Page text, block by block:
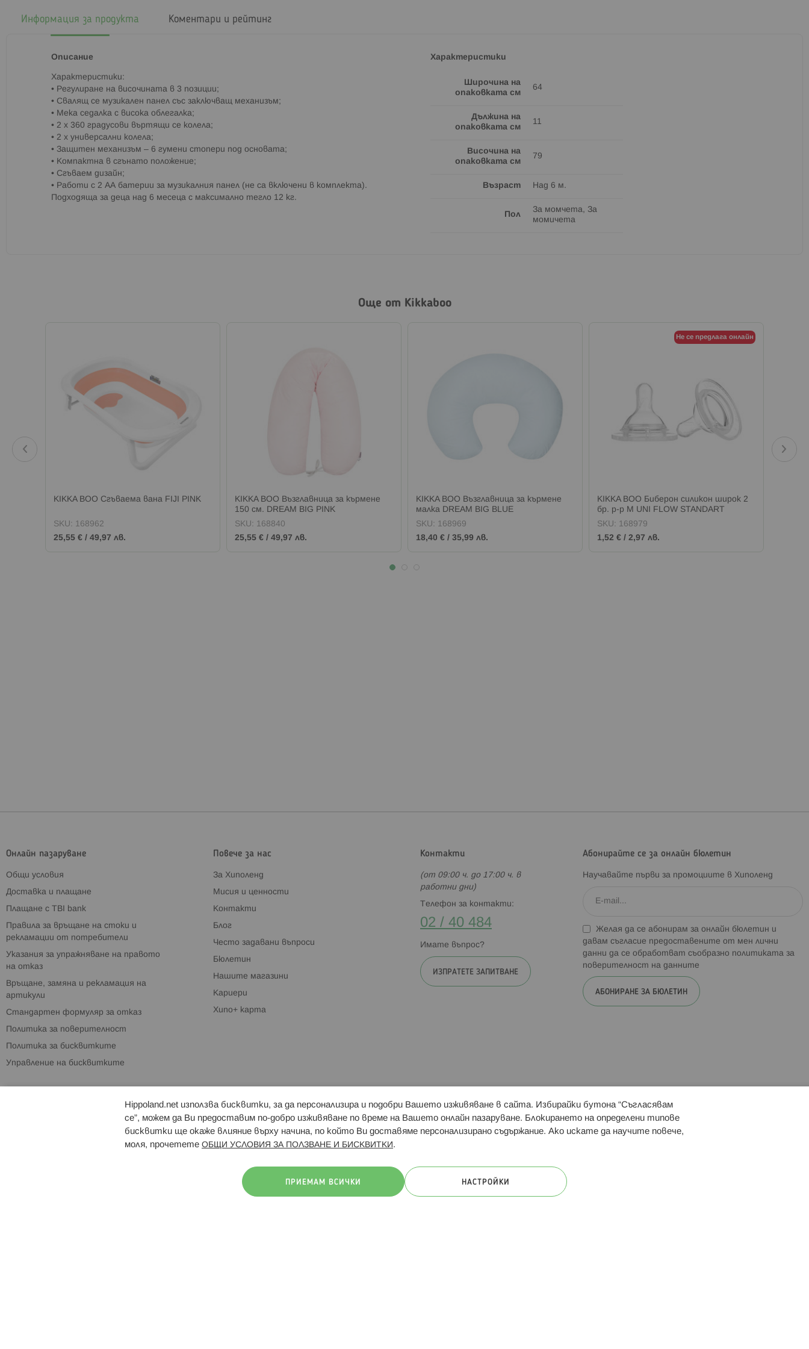
Информация за продукта
Описание
Характеристики:
• Регулиране на височината в 3 позиции;
• Свалящ се музикален панел със заключващ механизъм;
• Мека седалка с висока облегалка;
• 2 x 360 градусови въртящи се колела;
• 2 x универсални колела;
• Защитен механизъм – 6 гумени стопери под основата;
• Компактна в сгънато положение;
• Сгъваем дизайн;
• Работи с 2 АА батерии за музикалния панел (не са включени в комплекта).
Подходяща за деца над 6 месеца с максимално тегло 12 кг.
Характеристики
Широчина на
опаковката см
64
Дължина на
опаковката см
11
Височина на
опаковката см
79
Възраст Над 6 м.
Пол
За момчета, За
момичета
Коментари и рейтинг
Още от Kikkaboo
KIKKA BOO Сгъваема вана FIJI PINK
SKU: 168962
25,55 € / 49,97 лв.
KIKKA BOO Възглавница за кърмене
150 см. DREAM BIG PINK
SKU: 168840
25,55 € / 49,97 лв.
KIKKA BOO Възглавница за кърмене
малка DREAM BIG BLUE
SKU: 168969
18,40 € / 35,99 лв.
Не се предлага онлайн
KIKKA BOO Биберон силикон широк 2
бр. р-р M UNI FLOW STANDART
SKU: 168979
1,52 € / 2,97 лв.
Онлайн пазаруване
Общи условия
Доставка и плащане
Плащане с TBI bank
Правила за връщане на стоки и
рекламации от потребители
Указания за упражняване на правото
на отказ
Връщане, замяна и рекламация на
артикули
Стандартен формуляр за отказ
Политика за поверителност
Политика за бисквитките
Управление на бисквитките
Повече за нас
За Хиполенд
Мисия и ценности
Контакти
Блог
Често задавани въпроси
Бюлетин
Нашите магазини
Кариери
Хипо+ карта
Контакти
(от 09:00 ч. до 17:00 ч. в
работни дни)
Телефон за контакти:
02 / 40 484
Имате въпрос?
ИЗПРАТЕТЕ ЗАПИТВАНЕ
Абонирайте се за онлайн бюлетин
Научавайте първи за промоциите в Хиполенд
Желая да се абонирам за онлайн бюлетин и
давам съгласие предоставените от мен лични
данни да се обработват съобразно политиката за
поверителност на данните
АБОНИРАНЕ ЗА БЮЛЕТИН
Брошури Магазини Свързани сайтове: Hippoland.ro Последвайте ни:
Hippoland.net използва бисквитки, за да персонализира и подобри Вашето изживяване в сайта. Избирайки бутона “Съгласявам
се”, можем да Ви предоставим по-добро изживяване по време на Вашето онлайн пазаруване. Блокирането на определени типове
бисквитки ще окаже влияние върху начина, по който Ви доставяме персонализирано съдържание. Ако искате да научите повече,
моля, прочетете ОБЩИ УСЛОВИЯ ЗА ПОЛЗВАНЕ И БИСКВИТКИ .
ПРИЕМАМ ВСИЧКИ НАСТРОЙКИ